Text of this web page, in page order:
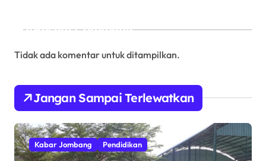
Recent Comments
Tidak ada komentar untuk ditampilkan.
Jangan Sampai Terlewatkan
Kabar Jombang Pendidikan